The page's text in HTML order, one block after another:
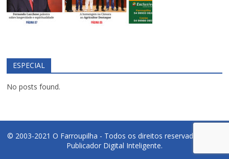
ESPECIAL
No posts found.
© 2003-2021 O Farroupilha - Todos os direitos reservados.
Publicador Digital Inteligente.